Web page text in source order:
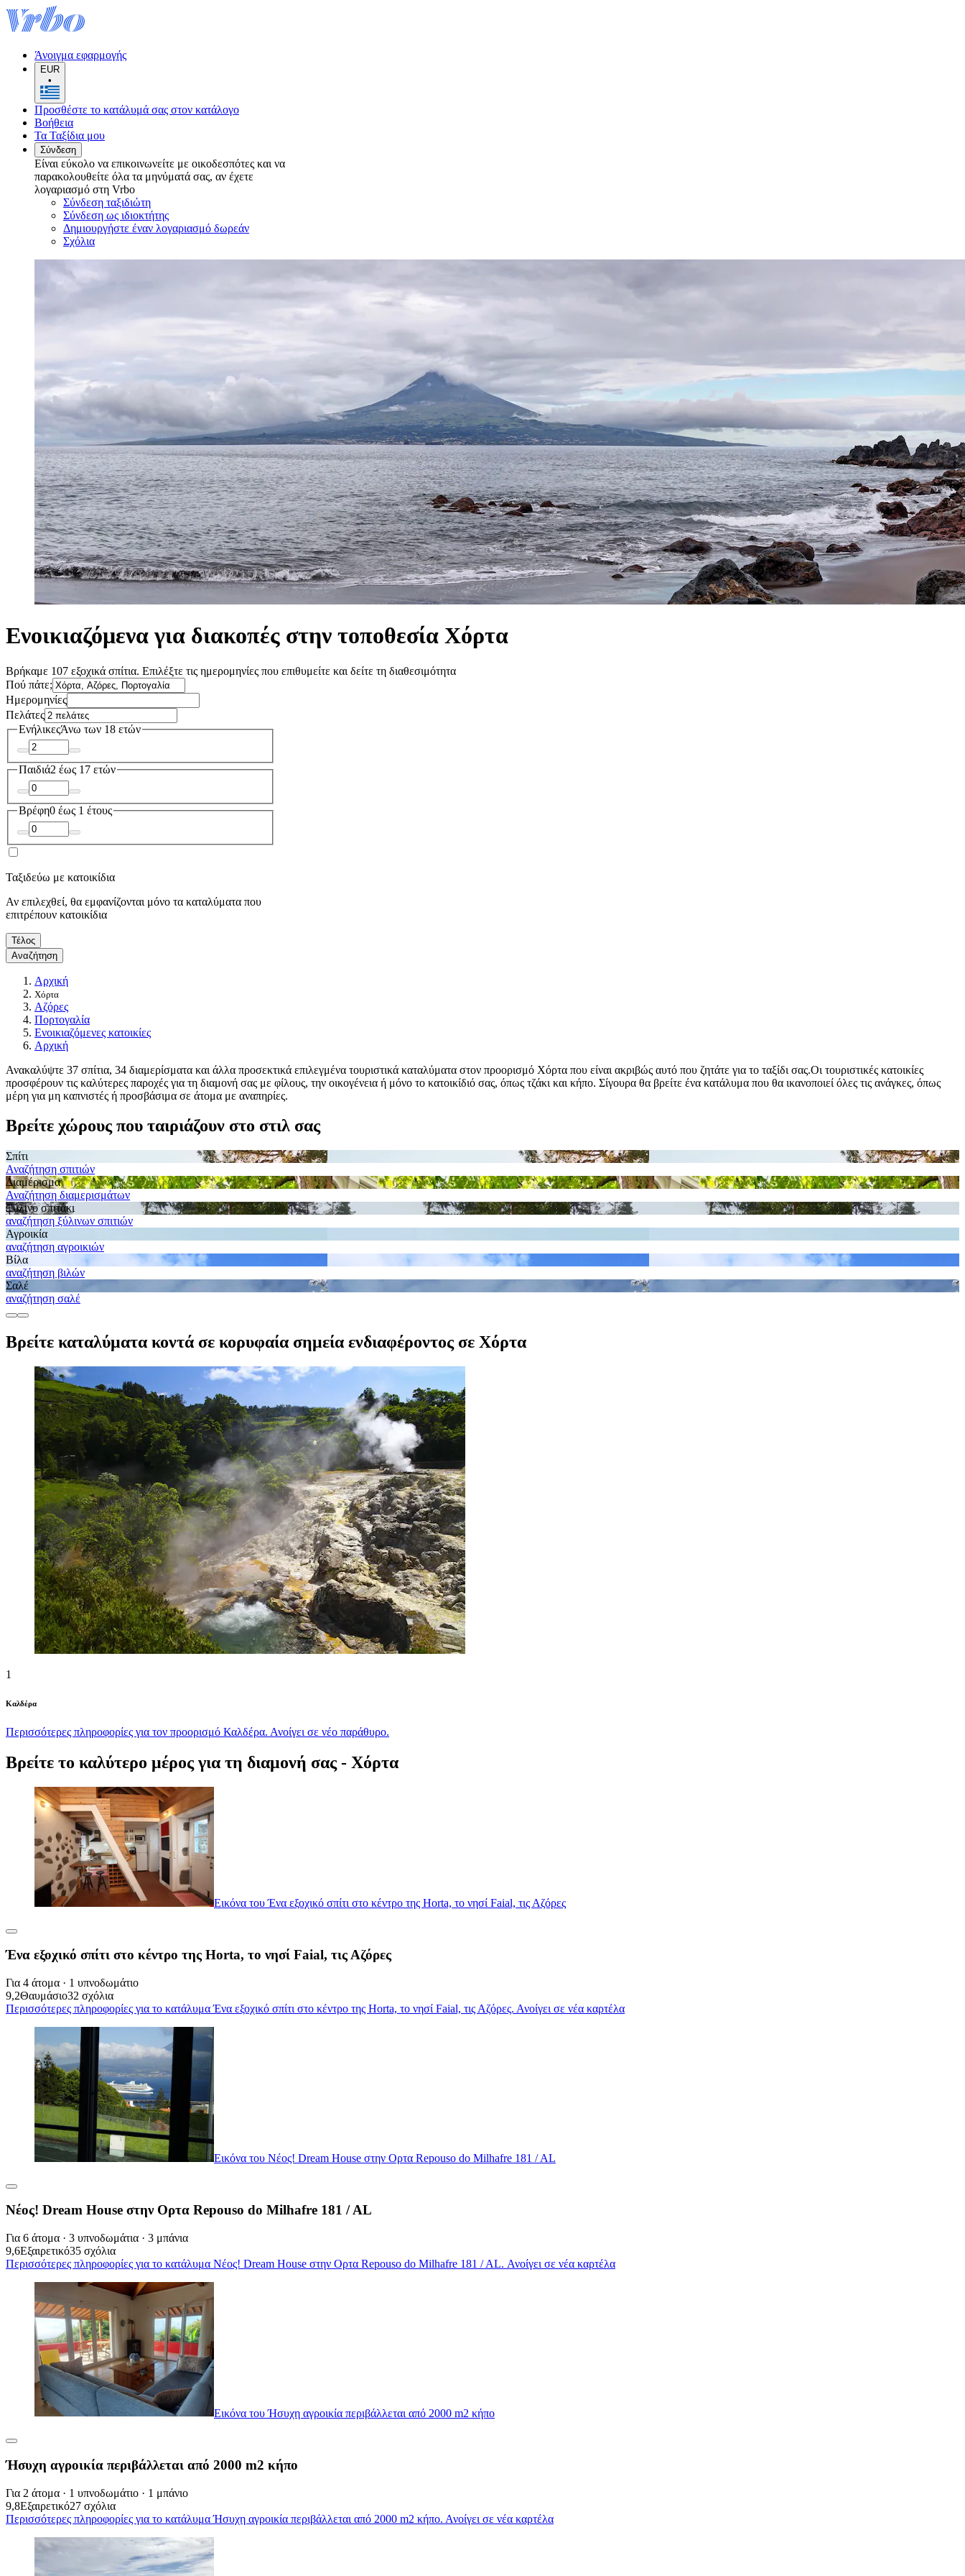
Άνοιγμα εφαρμογής
EUR
•
Προσθέστε το κατάλυμά σας στον κατάλογο
Βοήθεια
Τα Ταξίδια μου
Σύνδεση
Είναι εύκολο να επικοινωνείτε με οικοδεσπότες και να
παρακολουθείτε όλα τα μηνύματά σας, αν έχετε
λογαριασμό στη Vrbo
Σύνδεση ταξιδιώτη
Σύνδεση ως ιδιοκτήτης
Δημιουργήστε έναν λογαριασμό δωρεάν
Σχόλια
Ενοικιαζόμενα για διακοπές στην τοποθεσία Χόρτα
Βρήκαμε 107 εξοχικά σπίτια. Επιλέξτε τις ημερομηνίες που επιθυμείτε και δείτε τη διαθεσιμότητα
Πού πάτε;
Ημερομηνίες
Πελάτες
ΕνήλικεςΆνω των 18 ετών
Παιδιά2 έως 17 ετών
Βρέφη0 έως 1 έτους
Ταξιδεύω με κατοικίδια
Αν επιλεχθεί, θα εμφανίζονται μόνο τα καταλύματα που
επιτρέπουν κατοικίδια
Τέλος
Αναζήτηση
Αρχική
Χόρτα
Αζόρες
Πορτογαλία
Ενοικιαζόμενες κατοικίες
Αρχική
Ανακαλύψτε 37 σπίτια, 34 διαμερίσματα και άλλα προσεκτικά επιλεγμένα τουριστικά καταλύματα στον προορισμό Χόρτα που είναι ακριβώς αυτό που ζητάτε για το ταξίδι σας.Οι τουριστικές κατοικίες
προσφέρουν τις καλύτερες παροχές για τη διαμονή σας με φίλους, την οικογένεια ή μόνο το κατοικίδιό σας, όπως τζάκι και κήπο. Σίγουρα θα βρείτε ένα κατάλυμα που θα ικανοποιεί όλες τις ανάγκες, όπως
μέρη για μη καπνιστές ή προσβάσιμα σε άτομα με αναπηρίες.
Βρείτε χώρους που ταιριάζουν στο στιλ σας
Σπίτι
Αναζήτηση σπιτιών
Διαμέρισμα
Αναζήτηση διαμερισμάτων
Ξύλινο σπιτάκι
αναζήτηση ξύλινων σπιτιών
Αγροικία
αναζήτηση αγροικιών
Βίλα
αναζήτηση βιλών
Σαλέ
αναζήτηση σαλέ
Βρείτε καταλύματα κοντά σε κορυφαία σημεία ενδιαφέροντος σε Χόρτα
1
Καλδέρα
Περισσότερες πληροφορίες για τον προορισμό Καλδέρα. Ανοίγει σε νέο παράθυρο.
Βρείτε το καλύτερο μέρος για τη διαμονή σας - Χόρτα
Εικόνα του Ένα εξοχικό σπίτι στο κέντρο της Horta, το νησί Faial, τις Αζόρες
Ένα εξοχικό σπίτι στο κέντρο της Horta, το νησί Faial, τις Αζόρες
Για 4 άτομα · 1 υπνοδωμάτιο
9,2Θαυμάσιο32 σχόλια
Περισσότερες πληροφορίες για το κατάλυμα Ένα εξοχικό σπίτι στο κέντρο της Horta, το νησί Faial, τις Αζόρες. Ανοίγει σε νέα καρτέλα
Εικόνα του Νέος! Dream House στην Ορτα Repouso do Milhafre 181 / AL
Νέος! Dream House στην Ορτα Repouso do Milhafre 181 / AL
Για 6 άτομα · 3 υπνοδωμάτια · 3 μπάνια
9,6Εξαιρετικό35 σχόλια
Περισσότερες πληροφορίες για το κατάλυμα Νέος! Dream House στην Ορτα Repouso do Milhafre 181 / AL. Ανοίγει σε νέα καρτέλα
Εικόνα του Ήσυχη αγροικία περιβάλλεται από 2000 m2 κήπο
Ήσυχη αγροικία περιβάλλεται από 2000 m2 κήπο
Για 2 άτομα · 1 υπνοδωμάτιο · 1 μπάνιο
9,8Εξαιρετικό27 σχόλια
Περισσότερες πληροφορίες για το κατάλυμα Ήσυχη αγροικία περιβάλλεται από 2000 m2 κήπο. Ανοίγει σε νέα καρτέλα